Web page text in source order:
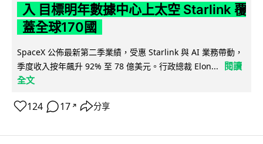
入 目標明年數據中心上太空 Starlink 覆
蓋全球170國
SpaceX 公佈最新第二季業績，受惠 Starlink 與 AI 業務帶動，
季度收入按年飆升 92% 至 78 億美元。行政總裁 Elon...
閱讀
全文
124 17 ↗ 分享